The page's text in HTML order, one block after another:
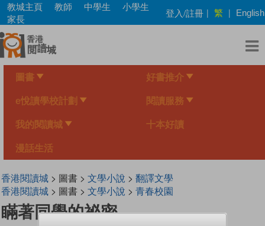
Skip
main
content
教城主頁 教師 中學生
小學生
家長
登入/註冊 | 繁 | English
圖書 好書推介
e悅讀學校計劃 閱讀服務
我的閱讀城 十本好讀
漫話生活
香港閱讀城> 圖書 > 文學小說 > 翻譯文學
香港閱讀城> 圖書 > 文學小說 > 青春校園
瞞著同學的祕密